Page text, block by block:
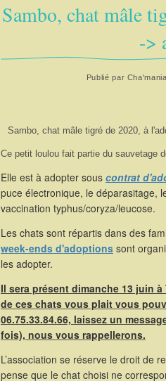
Sambo, chat mâle
->
Publié par Cha'mania
Sambo, chat mâle tigré de 2020, à
Ce petit loulou fait partie du sauvetage
Elle est à adopter sous contrat
puce électronique, le déparasitage,
vaccination typhus/coryza/leucose.
Les chats sont répartis dans des
week-ends d'adoptions sont
les adopter.
Il sera présent dimanche 13 juin
de ces chats vous plait vous
06.75.33.84.66, laissez un
fois), nous vous rappellerons.
L’association se réserve le droit de
pense que le chat choisi ne